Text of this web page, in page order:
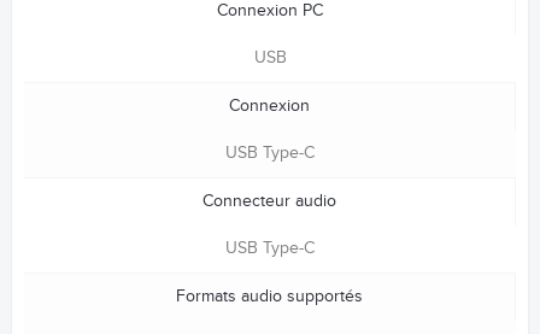
Connexion PC
USB
Connexion
USB Type-C
Connecteur audio
USB Type-C
Formats audio supportés